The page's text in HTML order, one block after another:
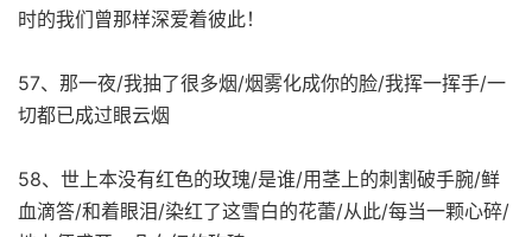
时的我们曾那样深爱着彼此！
57、那一夜/我抽了很多烟/烟雾化成你的脸/我挥一挥手/一
切都已成过眼云烟
58、世上本没有红色的玫瑰/是谁/用茎上的刺割破手腕/鲜
血滴答/和着眼泪/染红了这雪白的花蕾/从此/每当一颗心碎/